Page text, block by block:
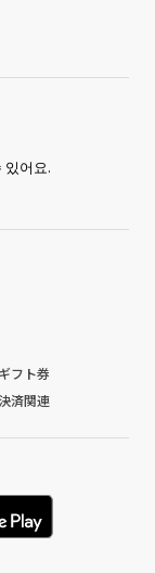
있어요.
ギフト券
決済関連